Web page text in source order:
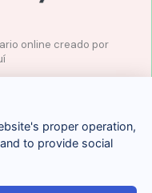
online creado por
Condiciones
proper operation,
to provide social